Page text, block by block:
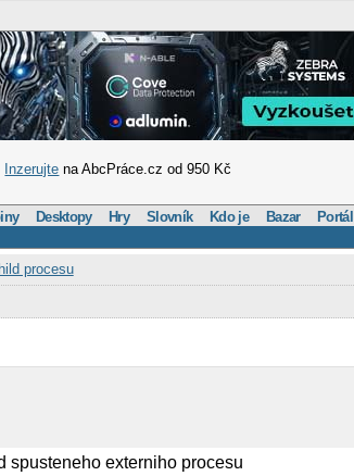
Inzerujte na AbcPráce.cz od 950 Kč
Desktopy Hry Slovník Kdo je Bazar Portál
procesu
spusteneho externiho procesu